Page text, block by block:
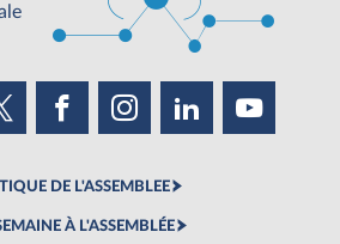
DE L'ASSEMBLEE
À L'ASSEMBLÉE